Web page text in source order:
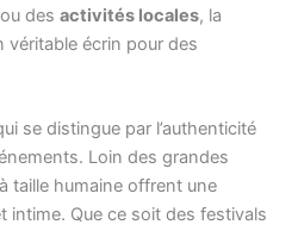
ou des activités locales, la
véritable écrin pour des
se distingue par l’authenticité
Loin des grandes
taille humaine offrent une
intime. Que ce soit des festivals